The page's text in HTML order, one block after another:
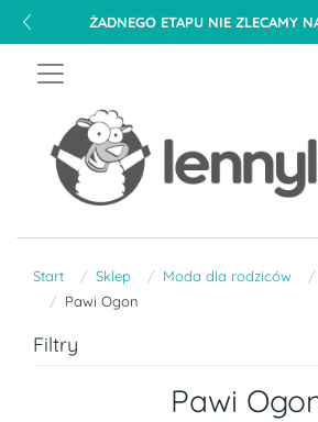
ŻADNEGO ETAPU NIE ZLECAMY
Start Sklep Moda dla rodziców
Pawi Ogon
Filtry
Pawi